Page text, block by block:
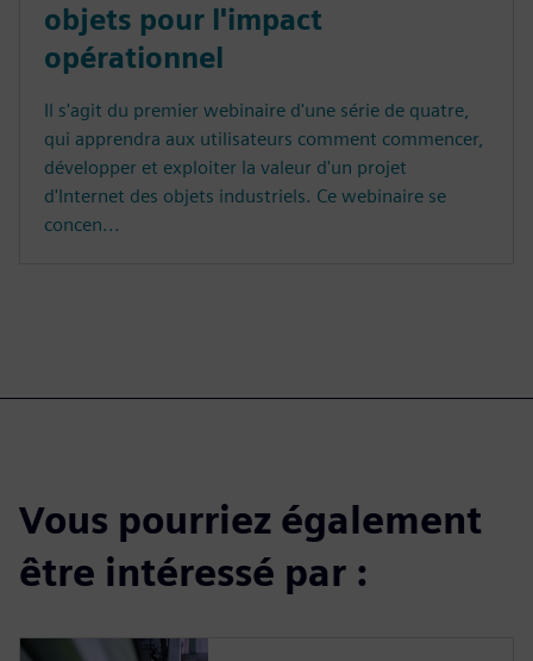
objets pour l'impact
opérationnel
Il s'agit du premier webinaire d'une série de quatre,
qui apprendra aux utilisateurs comment commencer,
développer et exploiter la valeur d'un projet
d'Internet des objets industriels. Ce webinaire se
concen...
Vous pourriez également
être intéressé par :